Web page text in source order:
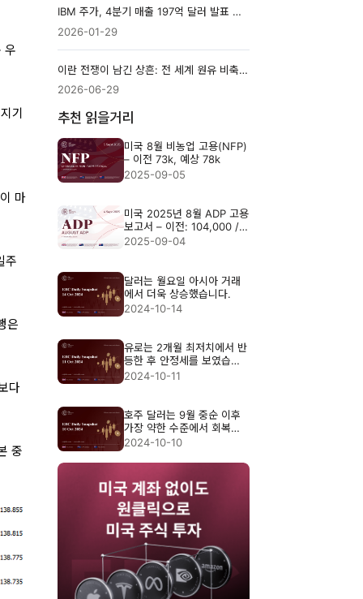
우
기
마
주
은
다
중
IBM 주가, 4분기 매출 197억 달러 발표 후 시간 외 거래에서 8.3% 상승
2026-01-29
이란 전쟁이 남긴 상흔: 전 세계 원유 비축량 40년 만에 최저치로 추락
2026-06-29
추천 읽을거리
미국 8월 비농업 고용(NFP)
– 이전 73k, 예상 78k
2025-09-05
미국 2025년 8월 ADP 고용
보고서 – 이전: 104,000 /
예상: 70,000
2025-09-04
달러는 월요일 아시아 거래
에서 더욱 상승했습니다.
2024-10-14
유로는 2개월 최저치에서 반
등한 후 안정세를 보였습니
다.
2024-10-11
호주 달러는 9월 중순 이후
가장 약한 수준에서 회복세
를 보였습니다.
2024-10-10